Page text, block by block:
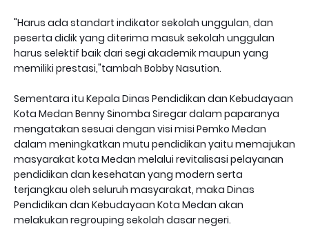
"Harus ada standart indikator sekolah unggulan, dan
peserta didik yang diterima masuk sekolah unggulan
harus selektif baik dari segi akademik maupun yang
memiliki prestasi,"tambah Bobby Nasution.
Sementara itu Kepala Dinas Pendidikan dan Kebudayaan
Kota Medan Benny Sinomba Siregar dalam paparanya
mengatakan sesuai dengan visi misi Pemko Medan
dalam meningkatkan mutu pendidikan yaitu memajukan
masyarakat kota Medan melalui revitalisasi pelayanan
pendidikan dan kesehatan yang modern serta
terjangkau oleh seluruh masyarakat, maka Dinas
Pendidikan dan Kebudayaan Kota Medan akan
melakukan regrouping sekolah dasar negeri.